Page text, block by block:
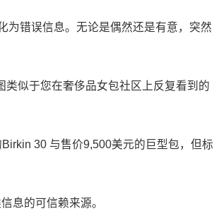
为错误信息。无论是偶然还是有意，突然
似于您在奢侈品女包社区上反复看到的
30 与售价9,500美元的巨型包，但标
息的可信赖来源。